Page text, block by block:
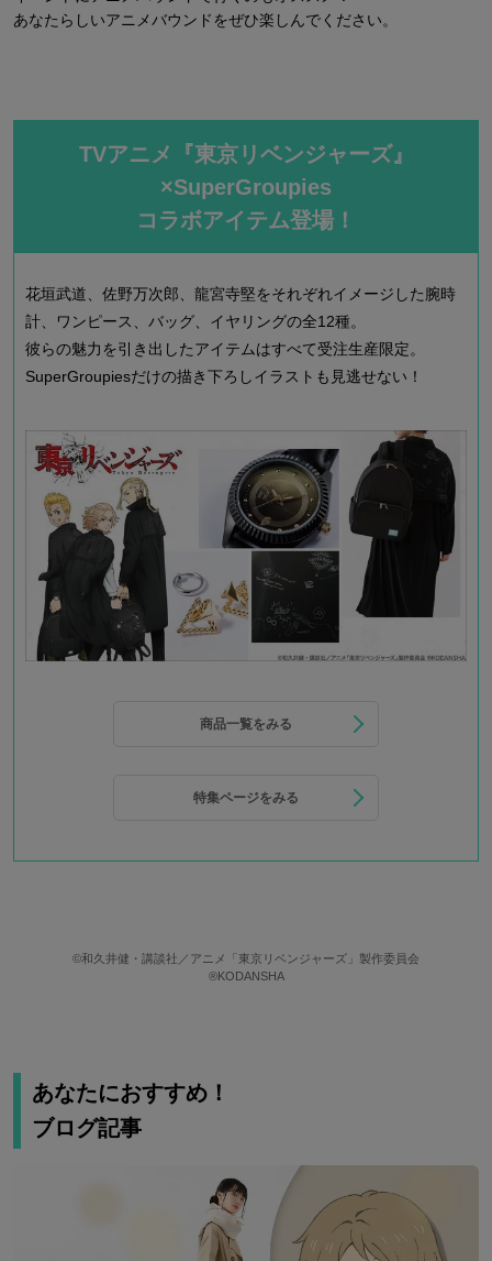
あなたらしいアニメバウンドをぜひ楽しんでください。
TVアニメ『東京リベンジャーズ』
×SuperGroupies
コラボアイテム登場！
花垣武道、佐野万次郎、龍宮寺堅をそれぞれイメージした腕時
計、ワンピース、バッグ、イヤリングの全12種。
彼らの魅力を引き出したアイテムはすべて受注生産限定。
SuperGroupiesだけの描き下ろしイラストも見逃せない！
商品一覧をみる
特集ページをみる
©和久井健・講談社／アニメ「東京リベンジャーズ」製作委員会
®KODANSHA
あなたにおすすめ！
ブログ記事